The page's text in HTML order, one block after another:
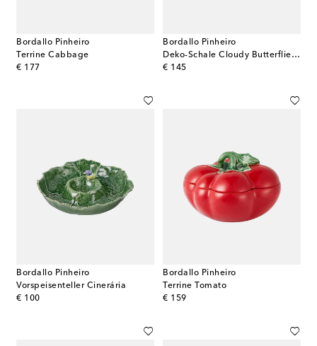
Bordallo Pinheiro
Terrine Cabbage
€ 177
original price
Bordallo Pinheiro
Deko-Schale Cloudy Butterflies by Claudia Schiffer
€ 145
original price
Bordallo Pinheiro
Vorspeisenteller Cinerária
€ 100
original price
Bordallo Pinheiro
Terrine Tomato
€ 159
original price